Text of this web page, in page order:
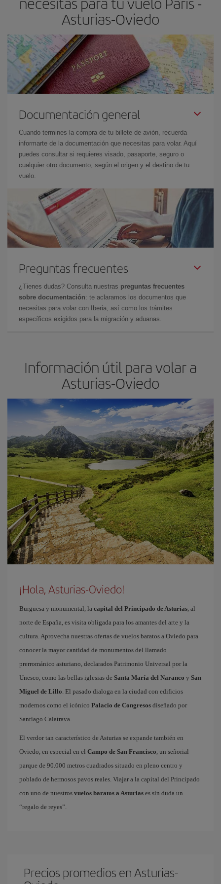
el precio más barato.
Asturias-Oviedo
Documentación general
Cuando termines la compra de tu billete de avión, recuerda
informarte de la documentación que necesitas para volar. Aquí
puedes consultar si requieres visado, pasaporte, seguro o
cualquier otro documento, según el origen y el destino de tu
vuelo.
Preguntas frecuentes
¿Tienes dudas? Consulta nuestras preguntas frecuentes
sobre documentación: te aclaramos los documentos que
necesitas para volar con Iberia, así como los trámites
específicos exigidos para la migración y aduanas.
Información útil para volar a
Asturias-Oviedo
¡Hola, Asturias-Oviedo!
Burguesa y monumental, la capital del Principado de Asturias, al
norte de España, es visita obligada para los amantes del arte y la
cultura. Aprovecha nuestras ofertas de vuelos baratos a Oviedo para
conocer la mayor cantidad de monumentos del llamado
prerrománico asturiano, declarados Patrimonio Universal por la
Unesco, como las bellas iglesias de Santa María del Naranco y San
Miguel de Lillo. El pasado dialoga en la ciudad con edificios
modernos como el icónico Palacio de Congresos diseñado por
Santiago Calatrava.
El verdor tan característico de Asturias se expande también en
Oviedo, en especial en el Campo de San Francisco, un señorial
parque de 90.000 metros cuadrados situado en pleno centro y
poblado de hermosos pavos reales. Viajar a la capital del Principado
con uno de nuestros vuelos baratos a Asturias es sin duda un
“regalo de reyes”.
Precios promedios en Asturias-